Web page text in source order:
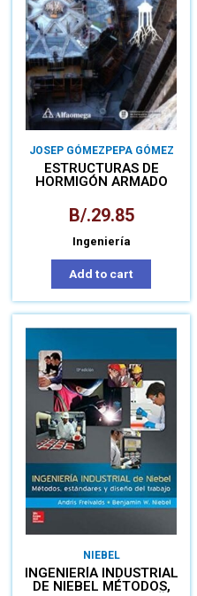
JOSEP GÓMEZPEPA GÓMEZ
ESTRUCTURAS DE
HORMIGÓN ARMADO
Y CÁLCULO DE
SECCIONES MÉTODOS
SEGÚN EHE-08
B/.29.85
Ingeniería
Add to cart
NIEBEL
INGENIERÍA INDUSTRIAL
DE NIEBEL MÉTODOS,